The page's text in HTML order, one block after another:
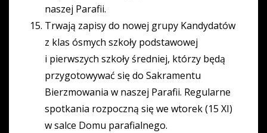
naszej Parafii.
Trwają zapisy do nowej grupy Kandydatów
z klas ósmych szkoły podstawowej
i pierwszych szkoły średniej, którzy będą
przygotowywać się do Sakramentu
Bierzmowania w naszej Parafii. Regularne
spotkania rozpoczną się we wtorek (15 XI)
w salce Domu parafialnego.